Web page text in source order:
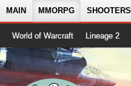
MAIN MMORPG SHOOTERS
World of Warcraft Lineage 2